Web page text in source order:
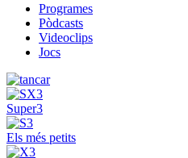
Programes
Pòdcasts
Videoclips
Jocs
Super3
Els més petits